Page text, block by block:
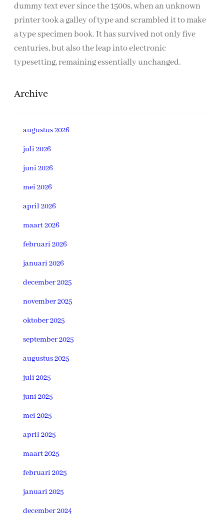
dummy text ever since the 1500s, when an unknown
printer took a galley of type and scrambled it to make
a type specimen book. It has survived not only five
centuries, but also the leap into electronic
typesetting, remaining essentially unchanged.
Archive
augustus 2026
juli 2026
juni 2026
mei 2026
april 2026
maart 2026
februari 2026
januari 2026
december 2025
november 2025
oktober 2025
september 2025
augustus 2025
juli 2025
juni 2025
mei 2025
april 2025
maart 2025
februari 2025
januari 2025
december 2024